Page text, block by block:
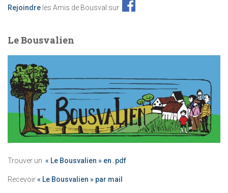
Rejoindre les Amis de Bousval sur
Le Bousvalien
Trouver un « Le Bousvalien » en .pdf
Recevoir« Le Bousvalien » par mail